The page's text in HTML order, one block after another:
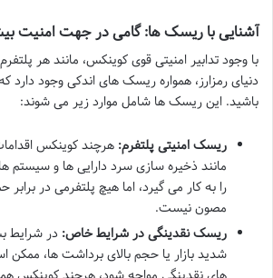
آشنایی با ریسک ها: گامی در جهت امنیت
با وجود تدابیر امنیتی قوی کوینکس، مانند هر
دنیای رمزارز، همواره ریسک های اندکی وجود دارد که
باشید. این ریسک ها شامل موارد زیر می شوند:
ریسک امنیتی پلتفرم: هرچند کوینکس
مانند ذخیره سازی سرد دارایی ها و
را به کار می گیرد، اما هیچ پلتفرمی در برابر
مصون نیست.
ریسک نقدینگی در شرایط خاص: در شرایط
شدید بازار یا حجم بالای برداشت ها، ممکن